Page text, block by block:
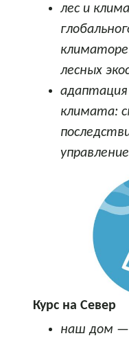
лес и
лесных
климата:
управление
Курс на Север
наш дом —